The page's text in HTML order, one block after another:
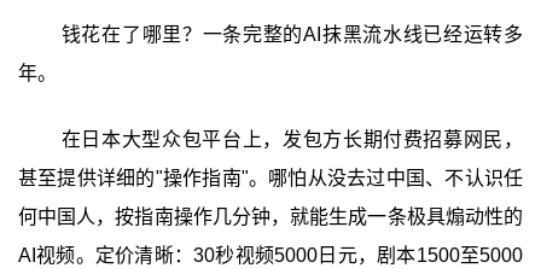
钱花在了哪里？一条完整的AI抹黑流水线已经运转多
年。
在日本大型众包平台上，发包方长期付费招募网民，
甚至提供详细的"操作指南"。哪怕从没去过中国、不认识任
何中国人，按指南操作几分钟，就能生成一条极具煽动性的
AI视频。定价清晰：30秒视频5000日元，剧本1500至5000